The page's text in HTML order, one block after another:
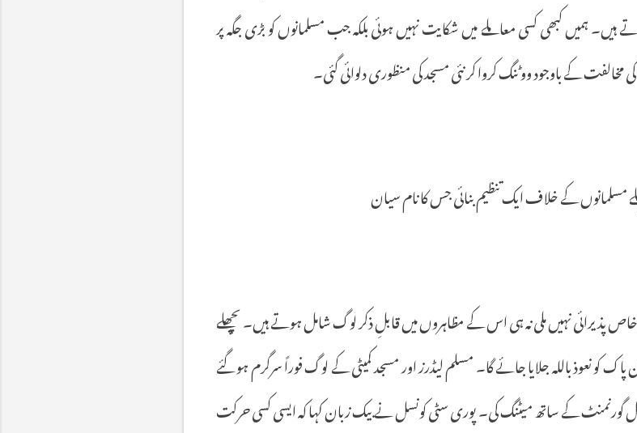
ہیں۔ہمیںکبھیکسیمعاملےمیںشکایتنہیںہوئیبلکہجبمسلمانوںکوبڑیجگہپر
کیمخالفتکےباوجودووٹنگکرواکرنئیمسجدکیمنظوریدلوائیگئی۔
مسلمانوںکےخلافایکتنظیمبنائیجسکانامسیان
خاصپذیرائینہیںملینہہیاسکےمظاہروںمیںقابلِذکرلوگشاملہوتےہیں۔پچھلے
پاککونعوذباللہجلایاجائےگا۔مسلملیڈرزاورمسجدکمیٹیکےلوگفوراًسرگرمہوگئے
گورنمنٹکےساتھمیٹنگکی۔پوریسٹیکونسلنےبیکزبانکہاکہایسیکسیحرکت